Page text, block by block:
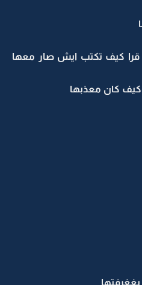
كيف تكتب ايش صار معها
كان معذبها